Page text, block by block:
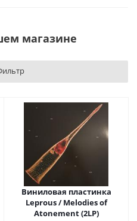
магазине
Виниловая пластинка
Leprous / Melodies of
Atonement (2LP)